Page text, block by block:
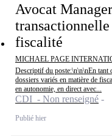
Avocat
fiscalité
MICHAEL PAGE
Descriptif du poste:\n\n\nEn tant
dossiers variés en matière de
en autonomie, en direct avec...
CDI - Non renseigné
Publié hier